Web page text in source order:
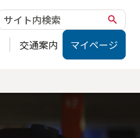
search
交通案内 マイページ